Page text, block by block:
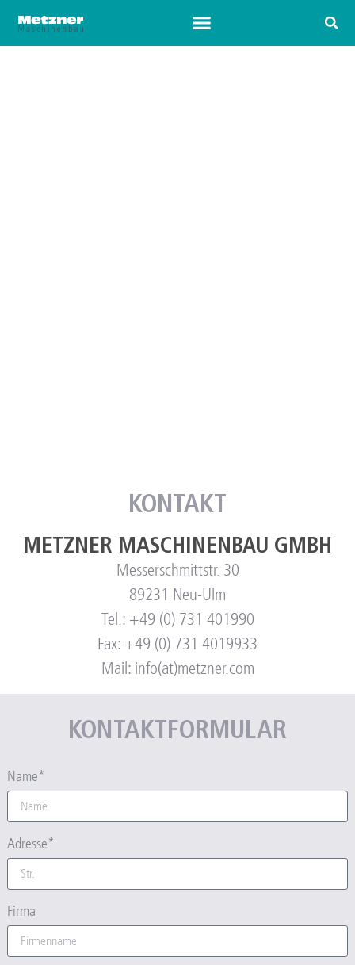
KONTAKT
METZNER MASCHINENBAU GMBH
Messerschmittstr. 30
89231 Neu-Ulm
Tel.: +49 (0) 731 401990
Fax: +49 (0) 731 4019933
Mail: info(at)metzner.com
KONTAKTFORMULAR
Name*
Adresse*
Firma